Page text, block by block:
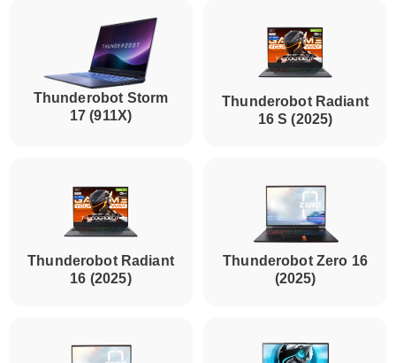
Thunderobot Storm
17 (911X)
Thunderobot Radiant
16 S (2025)
Thunderobot Radiant
16 (2025)
Thunderobot Zero 16
(2025)